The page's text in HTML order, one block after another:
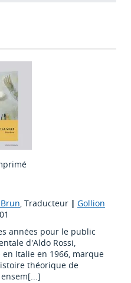
, Traducteur | Gollion
années pour le public
d'Aldo Rossi,
Italie en 1966, marque
théorique de